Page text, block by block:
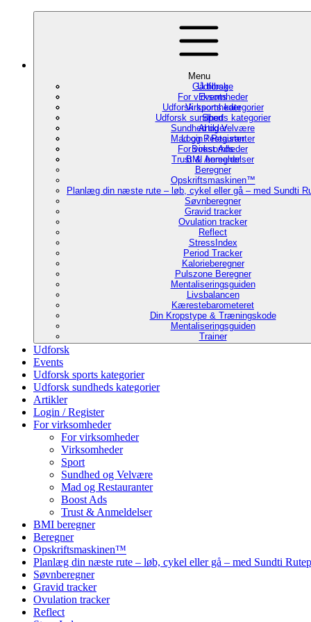
Menu
Udforsk
Events
Udforsk sports kategorier
Udforsk sundheds kategorier
Artikler
Login / Register
For virksomheder
BMI beregner
Beregner
Opskriftsmaskinen™
Planlæg din næste rute – løb, cykel eller gå – med Sundti
Søvnberegner
Gravid tracker
Ovulation tracker
Reflect
StressIndex
Period Tracker
Kalorieberegner
Pulszone Beregner
Mentaliseringsguiden
Livsbalancen
Kærestebarometeret
Din Kropstype & Træningskode
Mentaliseringsguiden
Trainer
Gå tilbage
For virksomheder
Virksomheder
Sport
Sundhed og Velvære
Mad og Restauranter
Boost Ads
Trust & Anmeldelser
Udforsk
Events
Udforsk sports kategorier
Udforsk sundheds kategorier
Artikler
Login / Register
For virksomheder
For virksomheder
Virksomheder
Sport
Sundhed og Velvære
Mad og Restauranter
Boost Ads
Trust & Anmeldelser
BMI beregner
Beregner
Opskriftsmaskinen™
Planlæg din næste rute – løb, cykel eller gå – med Sundti
Søvnberegner
Gravid tracker
Ovulation tracker
Reflect